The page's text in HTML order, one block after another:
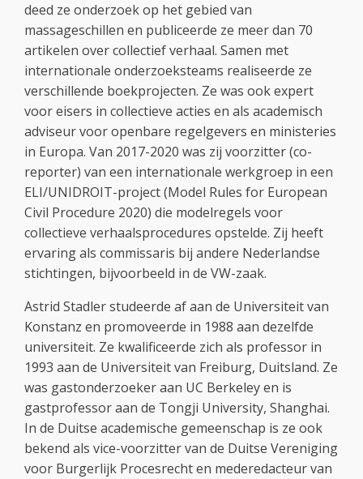
deed ze onderzoek op het gebied van
massageschillen en publiceerde ze meer dan 70
artikelen over collectief verhaal. Samen met
internationale onderzoeksteams realiseerde ze
verschillende boekprojecten. Ze was ook expert
voor eisers in collectieve acties en als academisch
adviseur voor openbare regelgevers en ministeries
in Europa. Van 2017-2020 was zij voorzitter (co-
reporter) van een internationale werkgroep in een
ELI/UNIDROIT-project (Model Rules for European
Civil Procedure 2020) die modelregels voor
collectieve verhaalsprocedures opstelde. Zij heeft
ervaring als commissaris bij andere Nederlandse
stichtingen, bijvoorbeeld in de VW-zaak.
Astrid Stadler studeerde af aan de Universiteit van
Konstanz en promoveerde in 1988 aan dezelfde
universiteit. Ze kwalificeerde zich als professor in
1993 aan de Universiteit van Freiburg, Duitsland. Ze
was gastonderzoeker aan UC Berkeley en is
gastprofessor aan de Tongji University, Shanghai.
In de Duitse academische gemeenschap is ze ook
bekend als vice-voorzitter van de Duitse Vereniging
voor Burgerlijk Procesrecht en mederedacteur van